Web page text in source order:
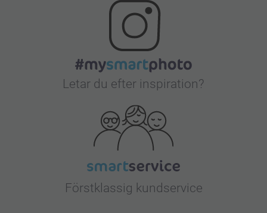
Letar du efter inspiration?
Förstklassig kundservice